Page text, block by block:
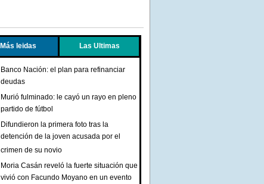
Más leidas Las Ultimas
Banco Nación: el plan para refinanciar
deudas
Murió fulminado: le cayó un rayo en pleno
partido de fútbol
Difundieron la primera foto tras la
detención de la joven acusada por el
crimen de su novio
Moria Casán reveló la fuerte situación que
vivió con Facundo Moyano en un evento